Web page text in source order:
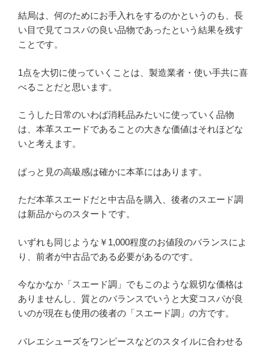
結局は、何のためにお手入れをするのかというのも、長
い目で見てコスパの良い品物であったという結果を残す
ことです。
1点を大切に使っていくことは、製造業者・使い手共に喜
べることだと思います。
こうした日常のいわば消耗品みたいに使っていく品物
は、本革スエードであることの大きな価値はそれほどな
いと考えます。
ぱっと見の高級感は確かに本革にはあります。
ただ本革スエードだと中古品を購入、後者のスエード調
は新品からのスタートです。
いずれも同じような￥1,000程度のお値段のバランスによ
り、前者が中古品である必要があるのです。
今なかなか「スエード調」でもこのような親切な価格は
ありませんし、質とのバランスでいうと大変コスパが良
いのが現在も使用の後者の「スエード調」の方です。
バレエシューズをワンピースなどのスタイルに合わせる